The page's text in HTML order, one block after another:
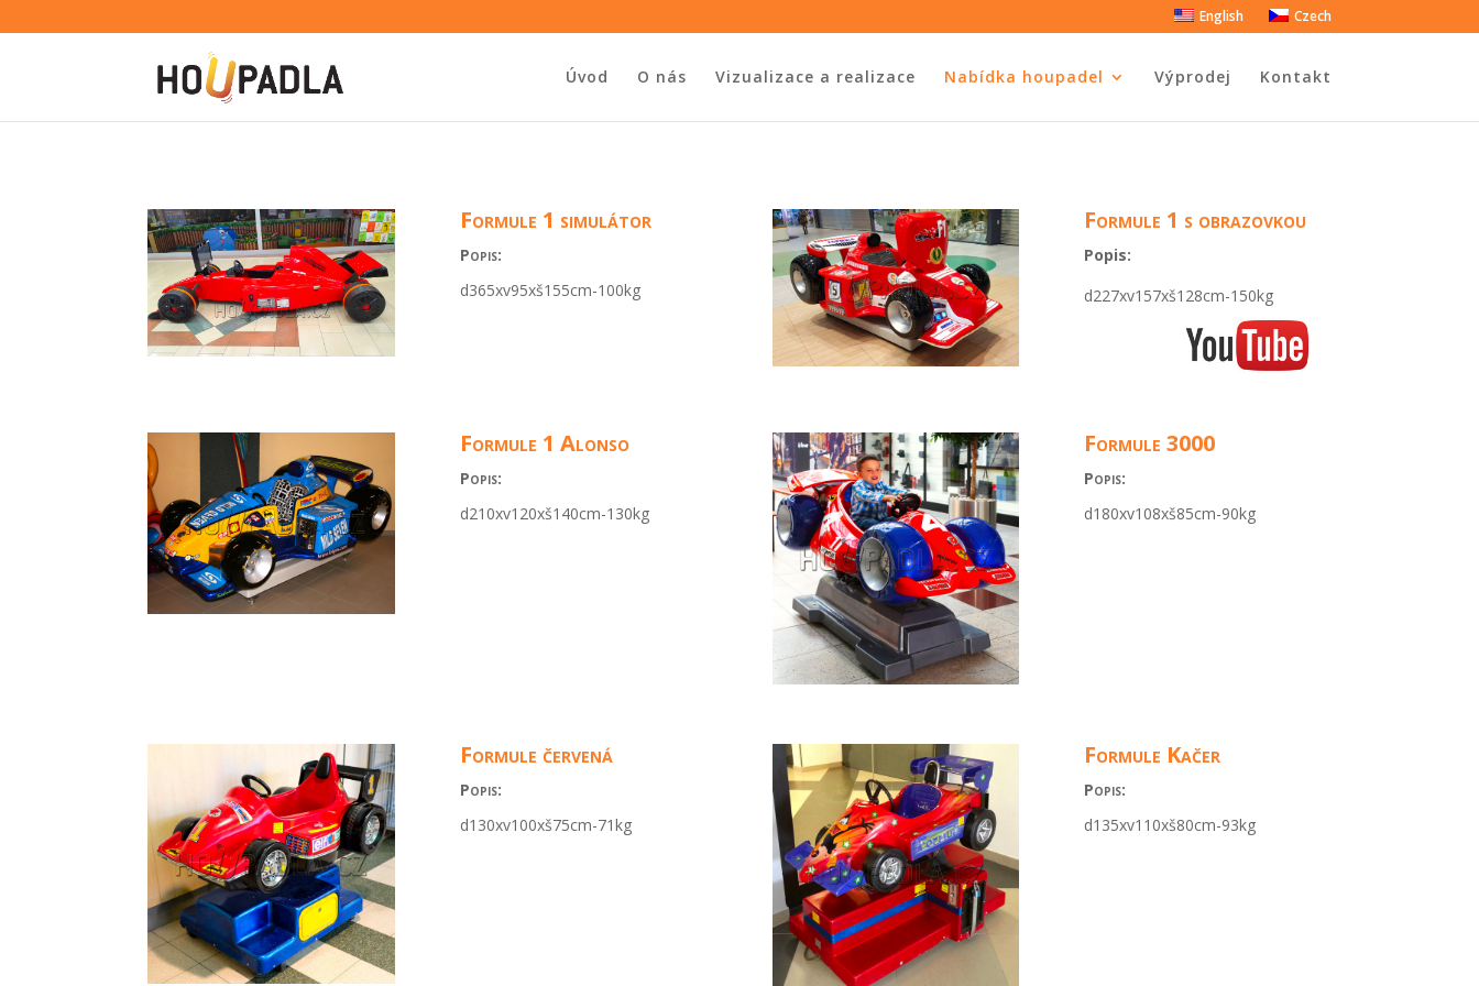
English Czech
Úvod O nás Vizualizace a realizace Nabídka houpadel Výprodej Kontakt
Formule 1 simulátor
Popis:
d365xv95xš155cm-100kg
Formule 1 s obrazovkou
Popis:
d227xv157xš128cm-150kg
Formule 1 Alonso
Popis:
d210xv120xš140cm-130kg
Formule 3000
Popis:
d180xv108xš85cm-90kg
Formule červená
Popis:
d130xv100xš75cm-71kg
Formule Kačer
Popis:
d135xv110xš80cm-93kg